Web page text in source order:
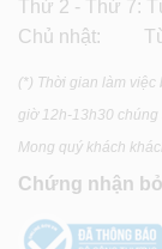
Thứ 2 - Thứ 7:
Chủ nhật: Từ
(*) Thời gian làm
giờ 12h-13h30
Mong quý khách
Chứng nhận